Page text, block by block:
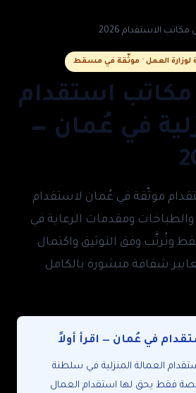
الاستقدام 2026
أفضل 10 مكاتب استقدام
في عُمان —
استقدام موثّقة في عُمان لاستقدام
والطباخات ومقدمات الرعاية في
مسقط وتُرتَّب وفق التوثيق واكتمال
شفافة منشورة بالكامل
في عُمان — اقرأ أولاً
العمالة المنزلية في سلطنة
فقط يحق لها استقدام العمال